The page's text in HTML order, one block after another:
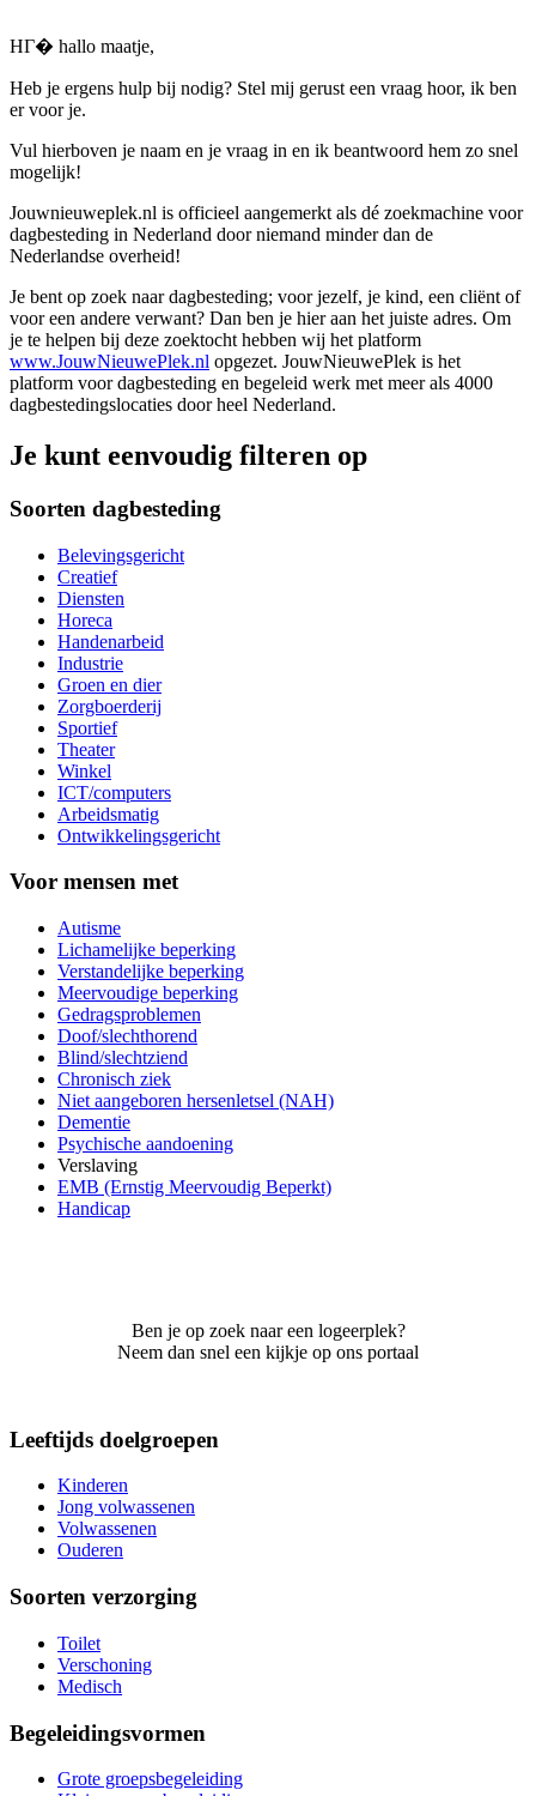
HГ� hallo maatje,
Heb je ergens hulp bij nodig? Stel mij gerust een vraag hoor, ik ben
er voor je.
Vul hierboven je naam en je vraag in en ik beantwoord hem zo snel
mogelijk!
Jouwnieuweplek.nl is officieel aangemerkt als dé zoekmachine voor
dagbesteding in Nederland door niemand minder dan de
Nederlandse overheid!
Je bent op zoek naar dagbesteding; voor jezelf, je kind, een cliënt of
voor een andere verwant? Dan ben je hier aan het juiste adres. Om
je te helpen bij deze zoektocht hebben wij het platform
www.JouwNieuwePlek.nl opgezet. JouwNieuwePlek is het
platform voor dagbesteding en begeleid werk met meer als 4000
dagbestedingslocaties door heel Nederland.
Je kunt eenvoudig filteren op
Soorten dagbesteding
Belevingsgericht
Creatief
Diensten
Horeca
Handenarbeid
Industrie
Groen en dier
Zorgboerderij
Sportief
Theater
Winkel
ICT/computers
Arbeidsmatig
Ontwikkelingsgericht
Voor mensen met
Autisme
Lichamelijke beperking
Verstandelijke beperking
Meervoudige beperking
Gedragsproblemen
Doof/slechthorend
Blind/slechtziend
Chronisch ziek
Niet aangeboren hersenletsel (NAH)
Dementie
Psychische aandoening
Verslaving
EMB (Ernstig Meervoudig Beperkt)
Handicap
Ben je op zoek naar een logeerplek?
Neem dan snel een kijkje op ons portaal
Leeftijds doelgroepen
Kinderen
Jong volwassenen
Volwassenen
Ouderen
Soorten verzorging
Toilet
Verschoning
Medisch
Begeleidingsvormen
Grote groepsbegeleiding